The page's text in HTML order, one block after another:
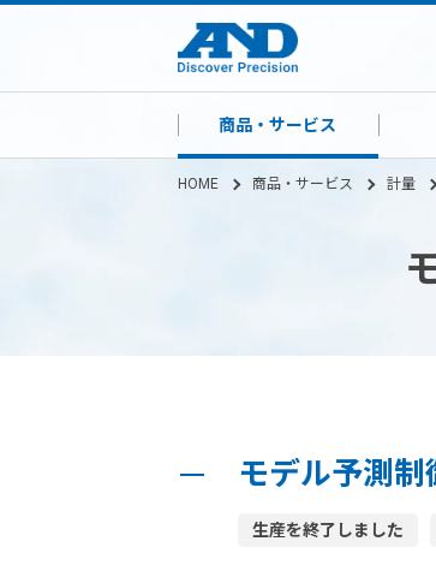
商品・サービス
HOME 商品・サービス 計量
モデル予測
生産を終了しました